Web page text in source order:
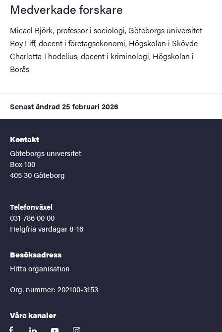
Medverkade forskare
Micael Björk, professor i sociologi, Göteborgs universitet
Roy Liff, docent i företagsekonomi, Högskolan i Skövde
Charlotta Thodelius, docent i kriminologi, Högskolan i
Borås
Senast ändrad 25 februari 2026
Kontakt
Göteborgs universitet
Box 100
405 30 Göteborg
Telefonväxel
031-786 00 00
Helgfria vardagar 8-16
Besöksadress
Hitta organisation
Org. nummer: 202100-3153
Våra kanaler